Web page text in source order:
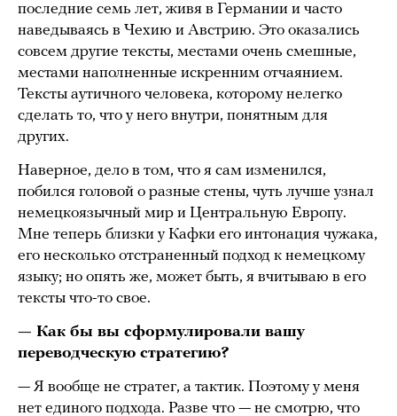
последние семь лет, живя в Германии и часто
наведываясь в Чехию и Австрию. Это оказались
совсем другие тексты, местами очень смешные,
местами наполненные искренним отчаянием.
Тексты аутичного человека, которому нелегко
сделать то, что у него внутри, понятным для
других.
Наверное, дело в том, что я сам изменился,
побился головой о разные стены, чуть лучше узнал
немецкоязычный мир и Центральную Европу.
Мне теперь близки у Кафки его интонация чужака,
его несколько отстраненный подход к немецкому
языку; но опять же, может быть, я вчитываю в его
тексты что-то свое.
— Как бы вы сформулировали вашу
переводческую стратегию?
— Я вообще не стратег, а тактик. Поэтому у меня
нет единого подхода. Разве что — не смотрю, что